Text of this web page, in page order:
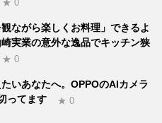
★ 0
観ながら楽しくお料理」できるよ
実業の意外な逸品でキッチン狭
★ 0
いあなたへ。OPPOのAIカメラ
ってます
★ 0